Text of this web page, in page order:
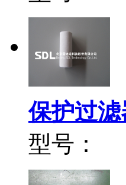
保护过
型号：